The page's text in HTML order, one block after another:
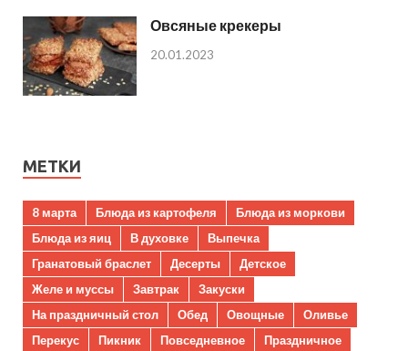
Овсяные крекеры
20.01.2023
МЕТКИ
8 марта Блюда из картофеля
Блюда из моркови
Блюда из яиц
В духовке
Выпечка
Гранатовый браслет
Десерты
Детское
Желе и муссы
Завтрак
Закуски
На праздничный стол
Обед Овощные
Оливье
Перекус
Пикник Повседневное
Праздничное